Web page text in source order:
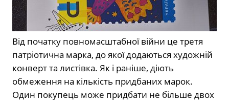
Від початку повномасштабної війни це третя
патріотична марка, до якої додаються художній
конверт та листівка. Як і раніше, діють
обмеження на кількість придбаних марок.
Один покупець може придбати не більше двох